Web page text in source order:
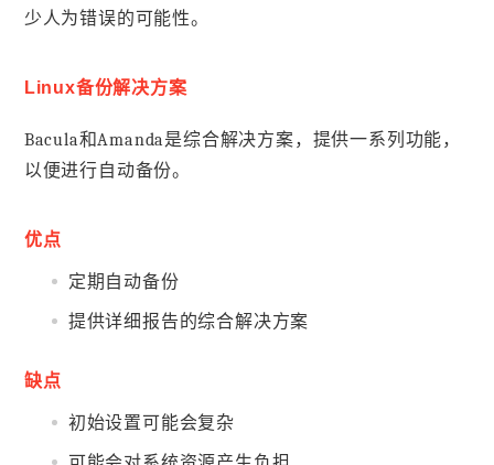
少人为错误的可能性。
Linux备份解决方案
Bacula和Amanda是综合解决方案，提供一系列功能，
以便进行自动备份。
优点
定期自动备份
提供详细报告的综合解决方案
缺点
初始设置可能会复杂